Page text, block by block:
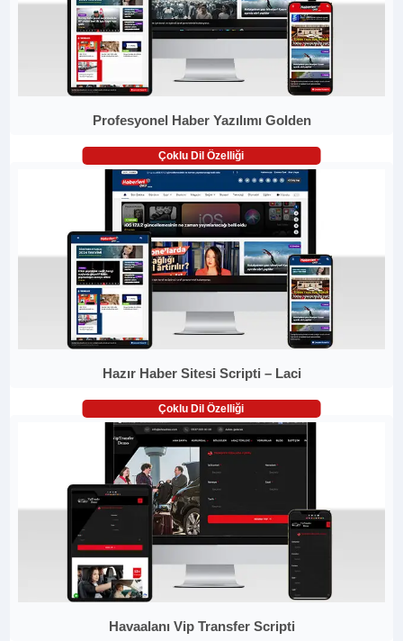
Profesyonel Haber Yazılımı Golden
Çoklu Dil Özelliği
Hazır Haber Sitesi Scripti – Laci
Çoklu Dil Özelliği
Havaalanı Vip Transfer Scripti